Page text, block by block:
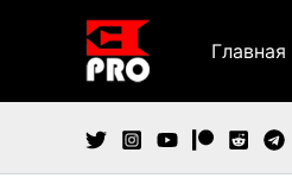
содержимому
Главная